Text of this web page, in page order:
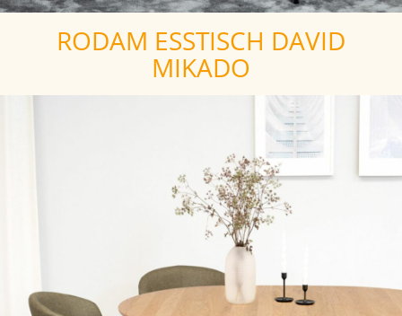
RODAM ESSTISCH DAVID
MIKADO